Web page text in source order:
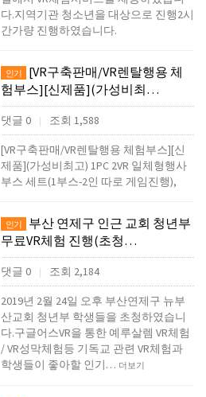
다.지역기관 청소년을 대상으로 진행2시
간가량 진행하였습니다.
인기
[VR구축판매/VR렌탈행용 체
험부스][신제품](가성비최…
댓글 0 | 조회 1,588
[VR구축판매/VR렌탈행용 체험부스][신
제품](가성비최고) 1PC 2VR 일체형행사
부스 세트(1부스-2인 따로 게임진행),
인기
부산 연제구 인근 교회 청년부
무료VR체험 진행(초청…
댓글 0 | 조회 2,184
2019년 2월 24일 오후 부산연제구 뉴부
산교회 청년부 학생들을 초청하였습니
다.구글어스VR을 통한 예루살렘 VR체험
/ VR성막체험등 기독교 관련 VR체험과
학생들이 좋아할 인기… 더보기